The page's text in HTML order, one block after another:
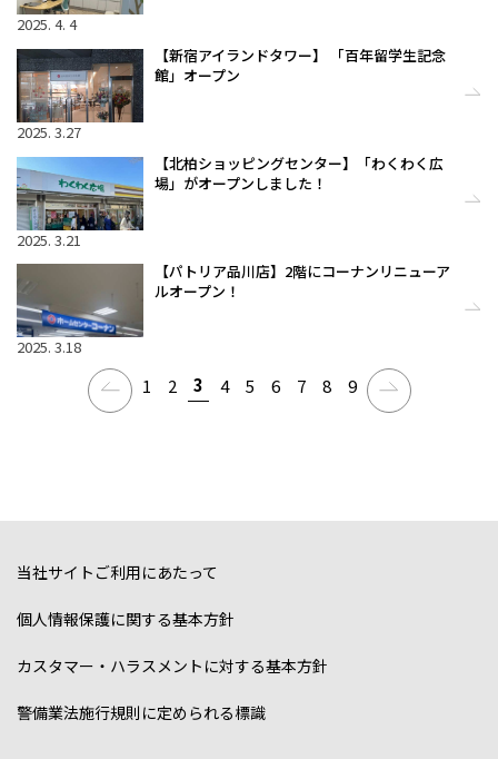
2025. 4. 4
【新宿アイランドタワー】 「百年留学生記念
館」オープン
2025. 3.27
【北柏ショッピングセンター】「わくわく広
場」がオープンしました！
2025. 3.21
【パトリア品川店】2階にコーナンリニューア
ルオープン！
2025. 3.18
1 2 3 4 5 6 7 8 9
当社サイトご利用にあたって
個人情報保護に関する基本方針
カスタマー・ハラスメントに対する基本方針
警備業法施行規則に定められる標識